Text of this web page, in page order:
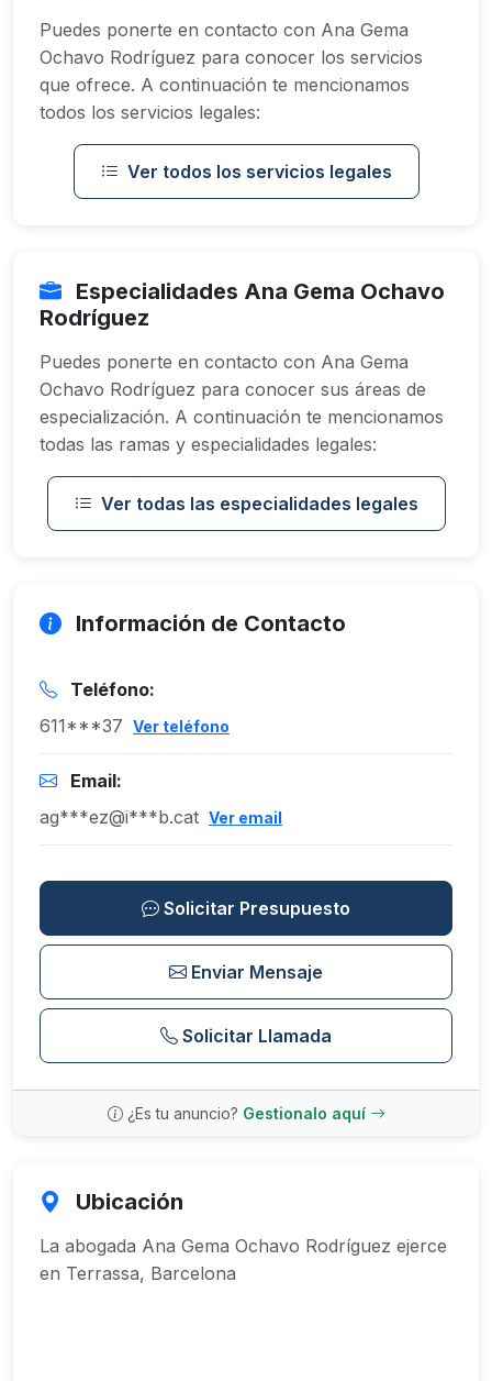
Puedes ponerte en contacto con Ana Gema
Ochavo Rodríguez para conocer los servicios
que ofrece. A continuación te mencionamos
todos los servicios legales:
Ver todos los servicios legales
Especialidades Ana Gema Ochavo
Rodríguez
Puedes ponerte en contacto con Ana Gema
Ochavo Rodríguez para conocer sus áreas de
especialización. A continuación te mencionamos
todas las ramas y especialidades legales:
Ver todas las especialidades legales
Información de Contacto
Teléfono:
611***37 Ver teléfono
Email:
ag***ez@i***b.cat Ver email
Solicitar Presupuesto
Enviar Mensaje
Solicitar Llamada
¿Es tu anuncio? Gestionalo aquí
Ubicación
La abogada Ana Gema Ochavo Rodríguez ejerce
en Terrassa, Barcelona